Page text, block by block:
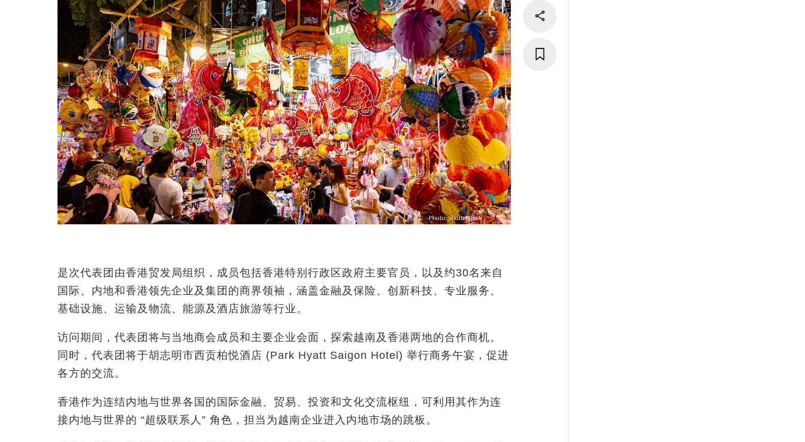
是次代表团由香港贸发局组织，成员包括香港特别行政区政府主要官员，以及约30名来自
国际、内地和香港领先企业及集团的商界领袖，涵盖金融及保险、创新科技、专业服务、
基础设施、运输及物流、能源及酒店旅游等行业。
访问期间，代表团将与当地商会成员和主要企业会面，探索越南及香港两地的合作商机。
同时，代表团将于胡志明市西贡柏悦酒店 (Park Hyatt Saigon Hotel) 举行商务午宴，促进
各方的交流。
香港作为连结内地与世界各国的国际金融、贸易、投资和文化交流枢纽，可利用其作为连
接内地与世界的 “超级联系人” 角色，担当为越南企业进入内地市场的跳板。